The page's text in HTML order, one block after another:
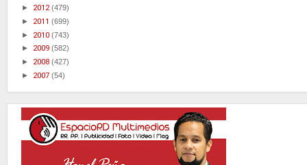
► 2012(479)
► 2011 (699)
► 2010 (743)
► 2009 (582)
► 2008 (427)
► 2007 (54)